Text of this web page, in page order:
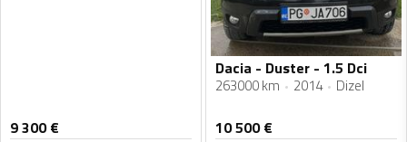
9 300€
Dacia - Duster - 1.5 Dci
263000 km 2014 Dizel
10 500€